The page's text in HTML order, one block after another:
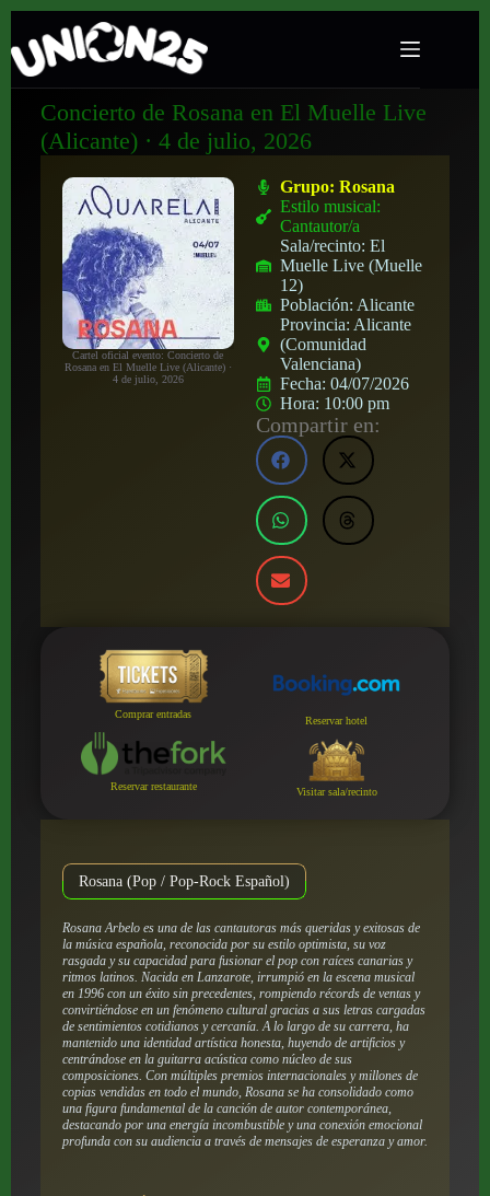
Concierto de Rosana en El Muelle Live
(Alicante) · 4 de julio, 2026
Cartel oficial evento: Concierto de
Rosana en El Muelle Live (Alicante) ·
4 de julio, 2026
Grupo:Rosana
Estilo musical:
Cantautor/a
Sala/recinto:El
Muelle Live (Muelle
12)
Población: Alicante
Provincia: Alicante
(Comunidad
Valenciana)
Fecha:04/07/2026
Hora: 10:00 pm
Compartir en:
Comprar entradas
Reservar hotel
Reservar restaurante Visitar sala/recinto
Rosana (Pop / Pop-Rock Español)
Rosana Arbelo es una de las cantautoras más queridas y exitosas de
la música española, reconocida por su estilo optimista, su voz
rasgada y su capacidad para fusionar el pop con raíces canarias y
ritmos latinos. Nacida en Lanzarote, irrumpió en la escena musical
en 1996 con un éxito sin precedentes, rompiendo récords de ventas y
convirtiéndose en un fenómeno cultural gracias a sus letras cargadas
de sentimientos cotidianos y cercanía. A lo largo de su carrera, ha
mantenido una identidad artística honesta, huyendo de artificios y
centrándose en la guitarra acústica como núcleo de sus
composiciones. Con múltiples premios internacionales y millones de
copias vendidas en todo el mundo, Rosana se ha consolidado como
una figura fundamental de la canción de autor contemporánea,
destacando por una energía incombustible y una conexión emocional
profunda con su audiencia a través de mensajes de esperanza y amor.